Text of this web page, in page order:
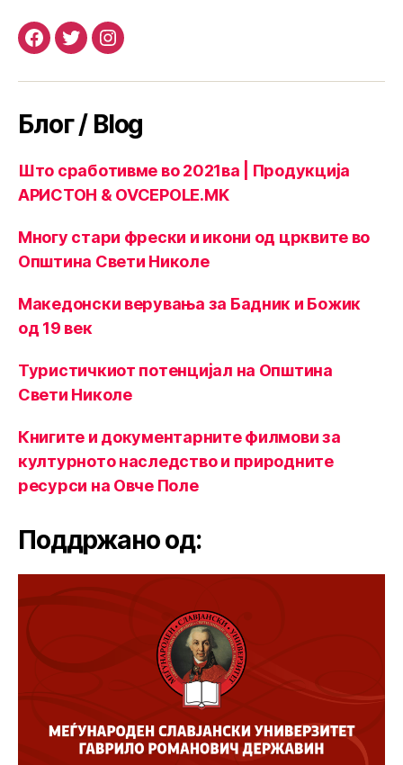
Facebook
TwitterInstagram
Блог / Blog
Што сработивме во 2021ва | Продукција
АРИСТОН & OVCEPOLE.MK
Многу стари фрески и икони од црквите во
Општина Свети Николе
Македонски верувања за Бадник и Божик
од 19 век
Туристичкиот потенцијал на Општина
Свети Николе
Книгите и документарните филмови за
културното наследство и природните
ресурси на Овче Поле
Поддржано од: